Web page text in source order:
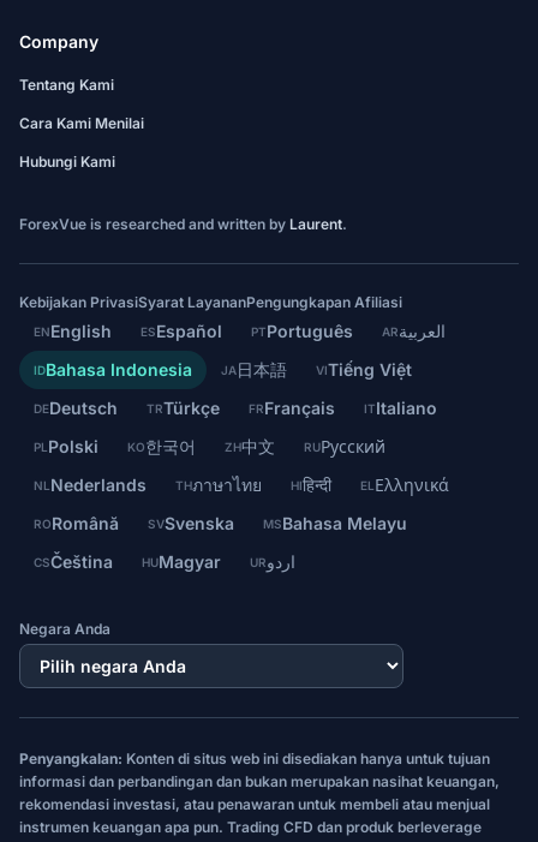
Company
Tentang Kami
Cara Kami Menilai
Hubungi Kami
ForexVue is researched and written by Laurent.
Kebijakan PrivasiSyarat LayananPengungkapan Afiliasi
ENEnglish ESEspañol PTPortuguês ARالعربية
IDBahasa Indonesia JA日本語 VITiếng Việt
DEDeutsch TRTürkçe FRFrançais ITItaliano
PL Polski KO한국어 ZH中文 RUРусский
NL Nederlands THภาษาไทย HIहिन्दी EL Ελληνικά
RORomână SVSvenska MSBahasa Melayu
CSČeština HUMagyar URاردو
Negara Anda
Penyangkalan: Konten di situs web ini disediakan hanya untuk tujuan
informasi dan perbandingan dan bukan merupakan nasihat keuangan,
rekomendasi investasi, atau penawaran untuk membeli atau menjual
instrumen keuangan apa pun. Trading CFD dan produk berleverage